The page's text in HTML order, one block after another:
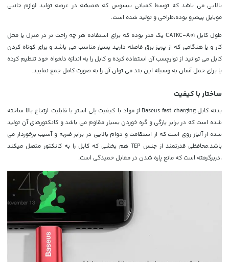
بالایی می باشد که توسط کمپانی بیسوس که همیشه در عرصه تولید لوازم جانبی
موبایل پیشرو بوده،طراحی و تولید شده است.
طول کابل CATKC-A01 یک متر بوده که برای استفاده هر چه راحت تر در منزل یا محل
کار و یا هنگامی که از پریز برق فاصله دارید بسیار مناسب می باشد و برای کوتاه کردن
کابل می توانید از نوارچسب آن استفاده کرده و کابل را به اندازه دلخواه خود تنظیم کرده
یا برای حمل آسان به وسیله این بند می توان آن را به صورت کامل جمع نمایید.
ساختار با کیفیت
بدنه کابل Baseus fast charging از مواد با کیفیت پلی استر با قابلیت ارتجاع بالا ساخته
شده است که در برابر پارگی و گره خوردن بسیار مقاوم می باشد و کانکتورهای آن تولید
شده از آلیاژ روی است که از استقامت و دوام بالایی در برابر ضربه و آسیب برخوردار می
باشد.محافظی قدرتمند از جنس TEP هم بخشی که کابل را به کانکتور متصل میکند
،دربرگرفته است که مانع پاره شدن در مقابل خمیدگی است.